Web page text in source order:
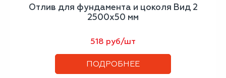
Отлив для фундамента и цоколя Вид 2
2500х50 мм
518 руб/шт
ПОДРОБНЕЕ